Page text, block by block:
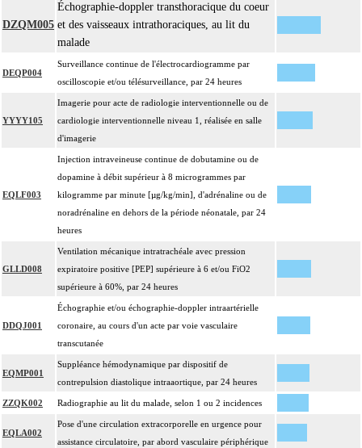
DZQM005
Échographie-doppler transthoracique du coeur
et des vaisseaux intrathoraciques, au lit du
malade
DEQP004
Surveillance continue de l'électrocardiogramme par
oscilloscopie et/ou télésurveillance, par 24 heures
YYYY105
Imagerie pour acte de radiologie interventionnelle ou de
cardiologie interventionnelle niveau 1, réalisée en salle
d'imagerie
EQLF003
Injection intraveineuse continue de dobutamine ou de
dopamine à débit supérieur à 8 microgrammes par
kilogramme par minute [µg/kg/min], d'adrénaline ou de
noradrénaline en dehors de la période néonatale, par 24
heures
GLLD008
Ventilation mécanique intratrachéale avec pression
expiratoire positive [PEP] supérieure à 6 et/ou FiO2
supérieure à 60%, par 24 heures
DDQJ001
Échographie et/ou échographie-doppler intraartérielle
coronaire, au cours d'un acte par voie vasculaire
transcutanée
EQMP001
Suppléance hémodynamique par dispositif de
contrepulsion diastolique intraaortique, par 24 heures
ZZQK002 Radiographie au lit du malade, selon 1 ou 2 incidences
EQLA002
Pose d'une circulation extracorporelle en urgence pour
assistance circulatoire, par abord vasculaire périphérique